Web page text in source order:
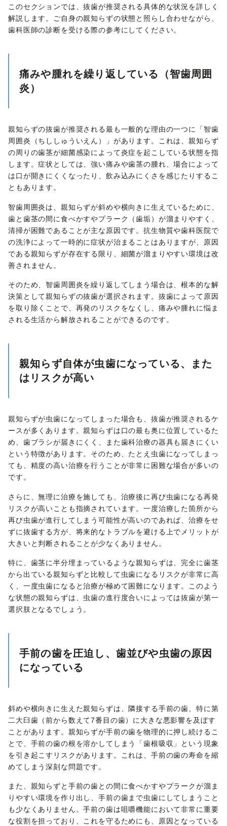
このセクションでは、抜歯が推奨される具体的な状況を詳しく
解説します。ご自身の親知らずの状態と照らし合わせながら、
歯科医師の診断を受ける際の参考にしてください。
痛みや腫れを繰り返している（智歯周囲
炎）
親知らずの抜歯が推奨される最も一般的な理由の一つに「智歯
周囲炎（ちししゅういえん）」があります。これは、親知らず
の周りの歯茎が細菌感染によって炎症を起こしている状態を指
します。症状としては、強い痛みや歯茎の腫れ、場合によって
は口が開きにくくなったり、飲み込みにくさを感じたりするこ
ともあります。
智歯周囲炎は、親知らずが斜めや横向きに生えているために、
歯と歯茎の間に食べかすやプラーク（歯垢）が溜まりやすく、
清掃が困難であることが主な原因です。抗生物質や歯科医院で
の洗浄によって一時的に症状が治まることはありますが、原因
である親知らずが存在する限り、細菌が溜まりやすい環境は改
善されません。
そのため、智歯周囲炎を繰り返してしまう場合は、根本的な解
決策として親知らずの抜歯が選択されます。抜歯によって原因
を取り除くことで、再発のリスクをなくし、痛みや腫れに悩ま
される生活から解放されることができるのです。
親知らず自体が虫歯になっている、また
はリスクが高い
親知らずが虫歯になってしまった場合も、抜歯が推奨されるケ
ースが多くあります。親知らずは口の最も奥に位置しているた
め、歯ブラシが届きにくく、また歯科治療の器具も届きにくい
という特徴があります。そのため、たとえ虫歯になってしまっ
ても、精度の高い治療を行うことが非常に困難な場合が多いの
です。
さらに、無理に治療を施しても、治療後に再び虫歯になる再発
リスクが高いことも指摘されています。一度治療した箇所から
再び虫歯が進行してしまう可能性が高いのであれば、治療をせ
ずに抜歯する方が、将来的なトラブルを避ける上でメリットが
大きいと判断されることが少なくありません。
特に、歯茎に半分埋まっているような親知らずは、完全に歯茎
から出ている親知らずと比較して虫歯になるリスクが非常に高
く、一度虫歯になると治療が極めて困難になります。このよう
な状態の親知らずは、虫歯の進行度合いによっては抜歯が第一
選択肢となるでしょう。
手前の歯を圧迫し、歯並びや虫歯の原因
になっている
斜めや横向きに生えた親知らずは、隣接する手前の歯、特に第
二大臼歯（前から数えて7番目の歯）に大きな悪影響を及ぼす
ことがあります。親知らずが手前の歯を物理的に押し続けるこ
とで、手前の歯の根を溶かしてしまう「歯根吸収」という現象
を引き起こすリスクがあります。これは、手前の歯の寿命を縮
めてしまう深刻な問題です。
また、親知らずと手前の歯との間に食べかすやプラークが溜ま
りやすい環境を作り出し、手前の歯まで虫歯にしてしまうこと
も少なくありません。手前の歯は咀嚼機能において非常に重要
な役割を担っており、これを守るためにも、原因となっている